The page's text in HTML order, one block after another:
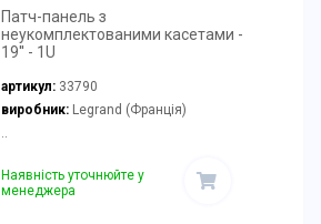
Патч-панель з
неукомплектованими касетами -
19'' - 1U
артикул: 33790
виробник:Legrand (Франція)
..
Наявність уточнюйте у
менеджера